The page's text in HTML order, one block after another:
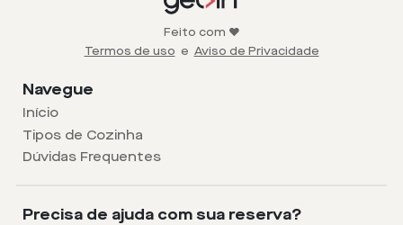
Feito com ❤️
Termos de uso e Aviso de Privacidade
Navegue
Início
Tipos de Cozinha
Dúvidas Frequentes
Precisa de ajuda com sua reserva?